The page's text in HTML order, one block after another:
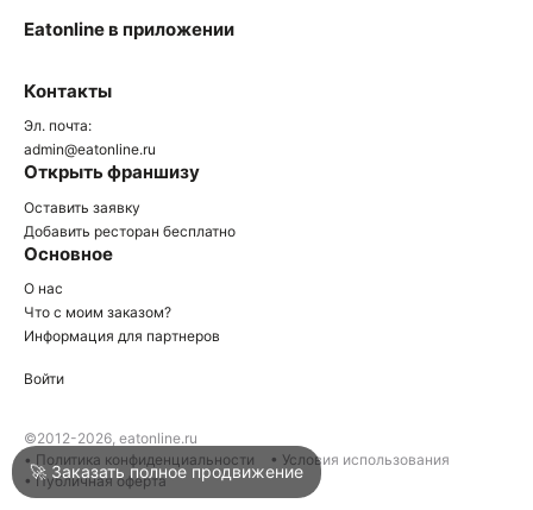
Войти
Написать в техподдержку
Контакты
Эл. почта:
admin@eatonline.ru
Открыть франшизу
Оставить заявку
Добавить ресторан бесплатно
Основное
О нас
Что с моим заказом?
Информация для партнеров
Eatonline в приложении
Войти
©2012-2026, eatonline.ru
• Политика конфиденциальности
• Условия использования
• Публичная оферта
🚀 Заказать полное продвижение